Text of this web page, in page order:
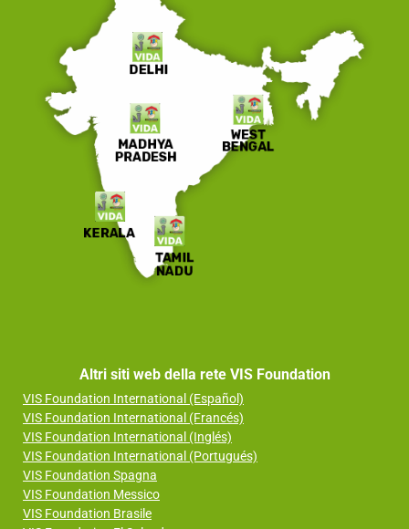
Altri siti web della rete VIS Foundation
VIS Foundation International (Español)
VIS Foundation International (Francés)
VIS Foundation International (Inglés)
VIS Foundation International (Portugués)
VIS Foundation Spagna
VIS Foundation Messico
VIS Foundation Brasile